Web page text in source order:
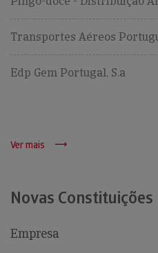
Transportes Aéreos
Edp Gem Portugal, S.a
Ver mais
Novas Constituições
Empresa